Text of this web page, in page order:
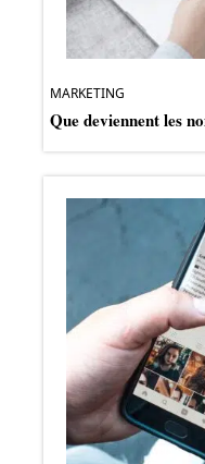
MARKETING
Que deviennent les